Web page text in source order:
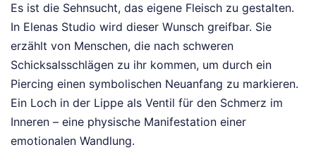
Es ist die Sehnsucht, das eigene Fleisch zu gestalten.
In Elenas Studio wird dieser Wunsch greifbar. Sie
erzählt von Menschen, die nach schweren
Schicksalsschlägen zu ihr kommen, um durch ein
Piercing einen symbolischen Neuanfang zu markieren.
Ein Loch in der Lippe als Ventil für den Schmerz im
Inneren – eine physische Manifestation einer
emotionalen Wandlung.